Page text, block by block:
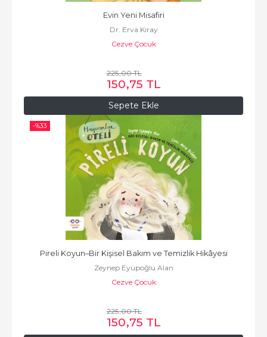
Sepete Ekle
Evin Yeni Misafiri
Dr. Erva Kıray
Cezve Çocuk
225,00TL
150,75 TL
-%33
Pireli Koyun–Bir Kişisel Bakım ve Temizlik Hikâyesi
Zeynep Eyüpoğlu Alan
Cezve Çocuk
225,00TL
150,75 TL